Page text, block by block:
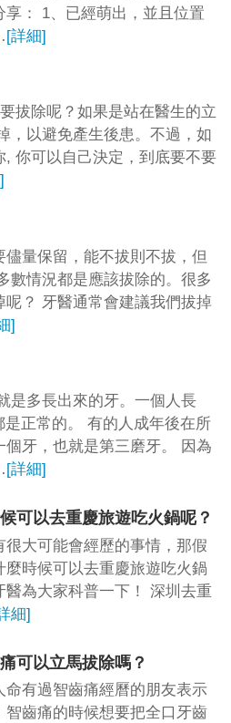
： 1、已經萌出，並且位置
[詳細]
拔除呢？如果是站在醫生的立
，以避免產生後患。不過，如
你可以自己決定，到底要不要
量保留，能不拔則不拔，但
數情況都是應該拔除的。很多
呢？ 牙醫通常會建議我們拔掉
]
是多長出來的牙。一個人長
正常的。 有的人成年後在所
牙，也就是第三磨牙。 因為
[詳細]
可以去重慶旅遊吃火鍋呢？
大可能會經歷的事情，那假
時候可以去重慶旅遊吃火鍋
醫為大家科普一下！ 深圳去重
細]
可以立馬拔除嗎？
命有過智齒痛經曆的朋友表示
齒痛的時候想要把全口牙齒